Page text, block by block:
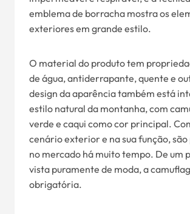
emblema de borracha mostra os
exteriores em grande estilo.
O material do produto tem
de água, antiderrapante, quente e
design da aparência também está
estilo natural da montanha, com
verde e caqui como cor principal.
cenário exterior e na sua função,
no mercado há muito tempo. De um
vista puramente de moda, a
obrigatória.